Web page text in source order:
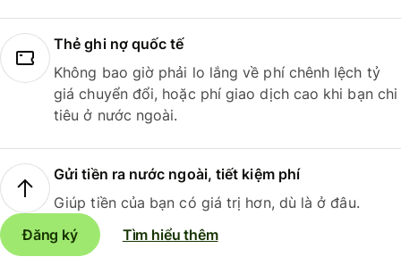
Thẻ ghi nợ quốc tế
Không bao giờ phải lo lắng về phí chênh lệch tỷ
giá chuyển đổi, hoặc phí giao dịch cao khi bạn chi
tiêu ở nước ngoài.
Gửi tiền ra nước ngoài, tiết kiệm phí
Giúp tiền của bạn có giá trị hơn, dù là ở đâu.
Đăng ký
Tìm hiểu thêm